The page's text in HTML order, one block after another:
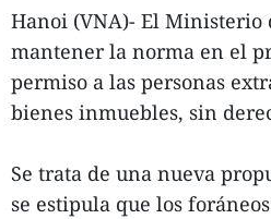
Hanoi (VNA)- El Ministerio
mantener la norma en el
permiso a las personas
bienes inmuebles, sin
Se trata de una nueva
se estipula que los